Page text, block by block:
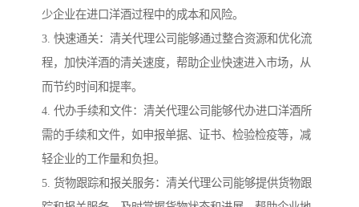
少企业在进口洋酒过程中的成本和风险。
3. 快速通关：清关代理公司能够通过整合资源和优化流
程，加快洋酒的清关速度，帮助企业快速进入市场，从
而节约时间和提率。
4. 代办手续和文件：清关代理公司能够代办进口洋酒所
需的手续和文件，如申报单据、证书、检验检疫等，减
轻企业的工作量和负担。
5. 货物跟踪和报关服务：清关代理公司能够提供货物跟